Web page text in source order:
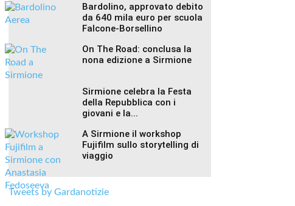
Bardolino, approvato debito
da 640 mila euro per scuola
Falcone-Borsellino
On The Road: conclusa la
nona edizione a Sirmione
Sirmione celebra la Festa
della Repubblica con i
giovani e la...
A Sirmione il workshop
Fujifilm sullo storytelling di
viaggio
Tweets by Gardanotizie